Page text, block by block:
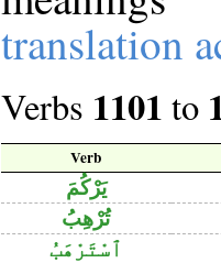
translation
Verbs 1101 to
Verb
يَرْكُمَ
تُرْهِبُ
ٱسْتَرْهَبُ